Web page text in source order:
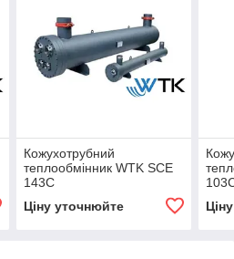
Кожухотрубний
теплообмінник WTK SCE
143C
Ціну уточнюйте